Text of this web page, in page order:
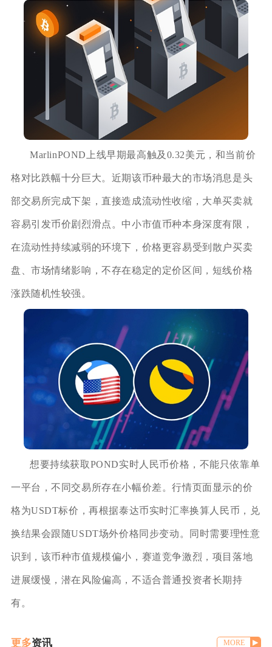
MarlinPOND上线早期最高触及0.32美元，和当前价
格对比跌幅十分巨大。近期该币种最大的市场消息是头
部交易所完成下架，直接造成流动性收缩，大单买卖就
容易引发币价剧烈滑点。中小市值币种本身深度有限，
在流动性持续减弱的环境下，价格更容易受到散户买卖
盘、市场情绪影响，不存在稳定的定价区间，短线价格
涨跌随机性较强。
想要持续获取POND实时人民币价格，不能只依靠单
一平台，不同交易所存在小幅价差。行情页面显示的价
格为USDT标价，再根据泰达币实时汇率换算人民币，兑
换结果会跟随USDT场外价格同步变动。同时需要理性意
识到，该币种市值规模偏小，赛道竞争激烈，项目落地
进展缓慢，潜在风险偏高，不适合普通投资者长期持
有。
更多资讯 MORE